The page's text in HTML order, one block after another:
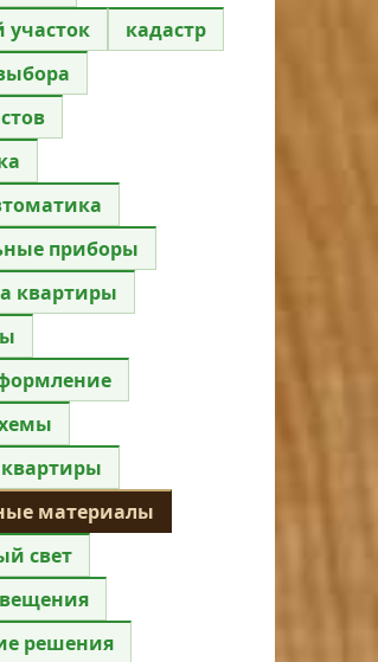
кадастр
приборы
квартиры
материалы
свет
решения